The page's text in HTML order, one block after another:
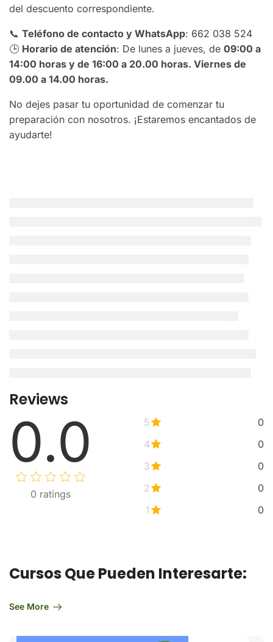
del descuento correspondiente.
📞 Teléfono de contacto y WhatsApp: 662 038 524
🕒 Horario de atención: De lunes a jueves, de 09:00 a
14:00 horas y de 16:00 a 20.00 horas. Viernes de
09.00 a 14.00 horas.
No dejes pasar tu oportunidad de comenzar tu
preparación con nosotros. ¡Estaremos encantados de
ayudarte!
Reviews
0.0
0 ratings
5
0
4
0
3
0
2
0
1
0
Cursos Que Pueden Interesarte:
See More